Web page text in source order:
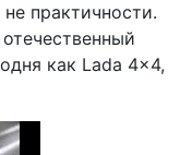
практичности.
как Lada 4x4,